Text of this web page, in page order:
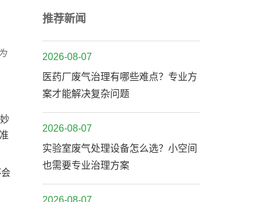
推荐新闻
2026-08-07
医药厂废气治理有哪些难点？专业方
案才能解决复杂问题
2026-08-07
实验室废气处理设备怎么选？小空间
也需要专业治理方案
2026-08-07